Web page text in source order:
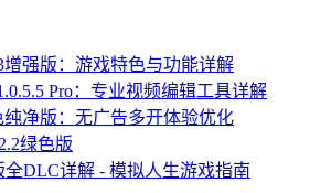
增强版：游戏特色与功能详解
Pro：专业视频编辑工具详解
净版：无广告多开体验优化
绿色版
全DLC详解 - 模拟人生游戏指南